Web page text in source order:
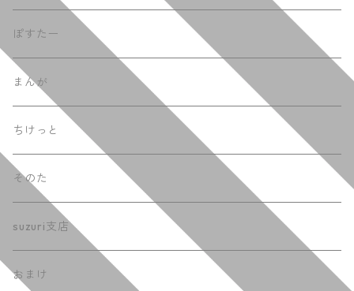
ぽすたー
まんが
ちけっと
そのた
suzuri支店
おまけ